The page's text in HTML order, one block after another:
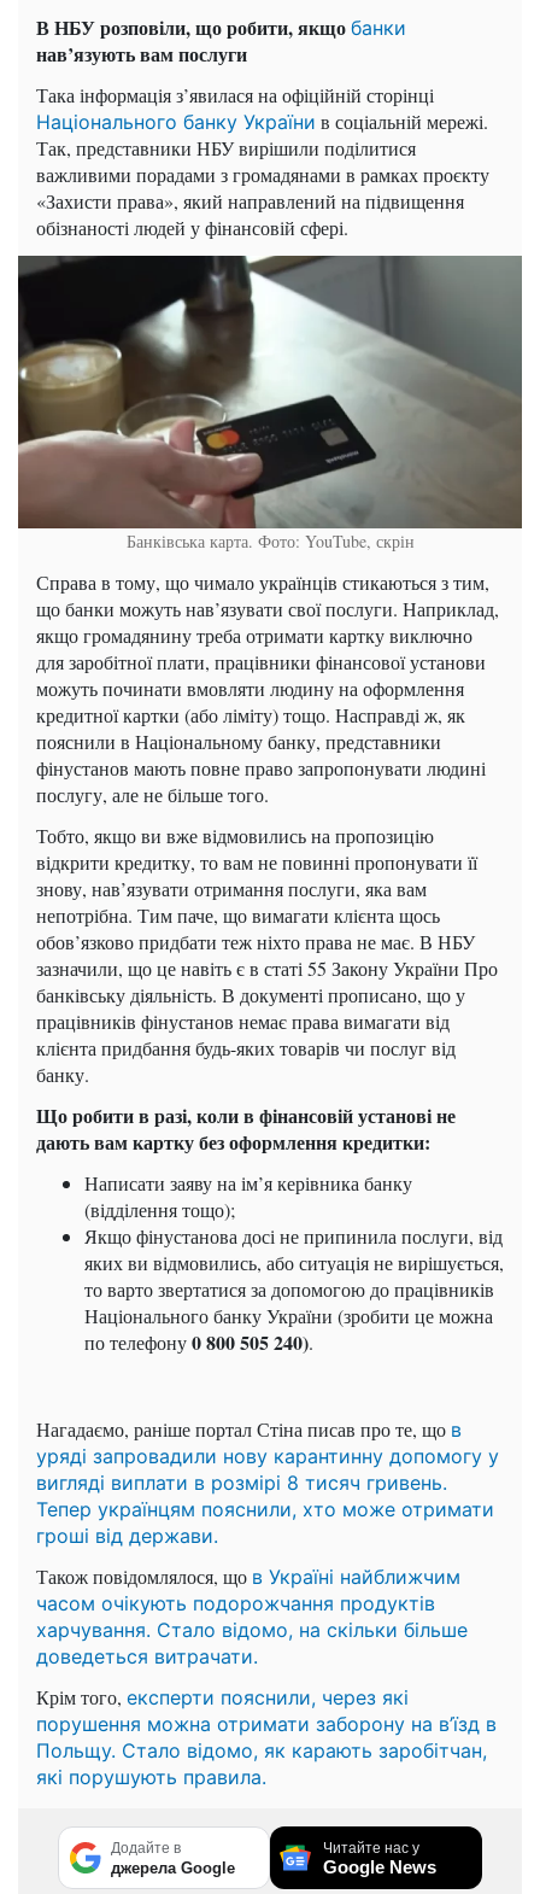
В НБУ розповіли, що робити, якщо банки
нав’язують вам послуги
Така інформація з’явилася на офіційній сторінці
Національного банку України в соціальній мережі.
Так, представники НБУ вирішили поділитися
важливими порадами з громадянами в рамках проєкту
«Захисти права», який направлений на підвищення
обізнаності людей у фінансовій сфері.
Банківська карта. Фото: YouTube, скрін
Справа в тому, що чимало українців стикаються з тим,
що банки можуть нав’язувати свої послуги. Наприклад,
якщо громадянину треба отримати картку виключно
для заробітної плати, працівники фінансової установи
можуть починати вмовляти людину на оформлення
кредитної картки (або ліміту) тощо. Насправді ж, як
пояснили в Національному банку, представники
фінустанов мають повне право запропонувати людині
послугу, але не більше того.
Тобто, якщо ви вже відмовились на пропозицію
відкрити кредитку, то вам не повинні пропонувати її
знову, нав’язувати отримання послуги, яка вам
непотрібна. Тим паче, що вимагати клієнта щось
обов’язково придбати теж ніхто права не має. В НБУ
зазначили, що це навіть є в статі 55 Закону України Про
банківську діяльність. В документі прописано, що у
працівників фінустанов немає права вимагати від
клієнта придбання будь-яких товарів чи послуг від
банку.
Що робити в разі, коли в фінансовій установі не
дають вам картку без оформлення кредитки:
Написати заяву на ім’я керівника банку
(відділення тощо);
Якщо фінустанова досі не припинила послуги, від
яких ви відмовились, або ситуація не вирішується,
то варто звертатися за допомогою до працівників
Національного банку України (зробити це можна
по телефону0 800 505 240).
Нагадаємо, раніше портал Стіна писав про те, що в
уряді запровадили нову карантинну допомогу у
вигляді виплати в розмірі 8 тисяч гривень.
Тепер українцям пояснили, хто може отримати
гроші від держави.
Також повідомлялося, що в Україні найближчим
часом очікують подорожчання продуктів
харчування. Стало відомо, на скільки більше
доведеться витрачати.
Крім того, експерти пояснили, через які
порушення можна отримати заборону на в’їзд в
Польщу. Стало відомо, як карають заробітчан,
які порушують правила.
Додайте в
джерела Google
Читайте нас у
Google News